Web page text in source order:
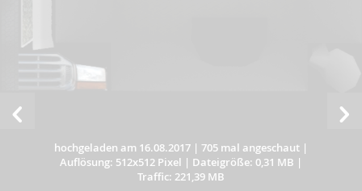
hochgeladen am 16.08.2017 | 705 mal angeschaut |
Auflösung: 512x512 Pixel | Dateigröße: 0,31 MB |
Traffic: 221,39 MB